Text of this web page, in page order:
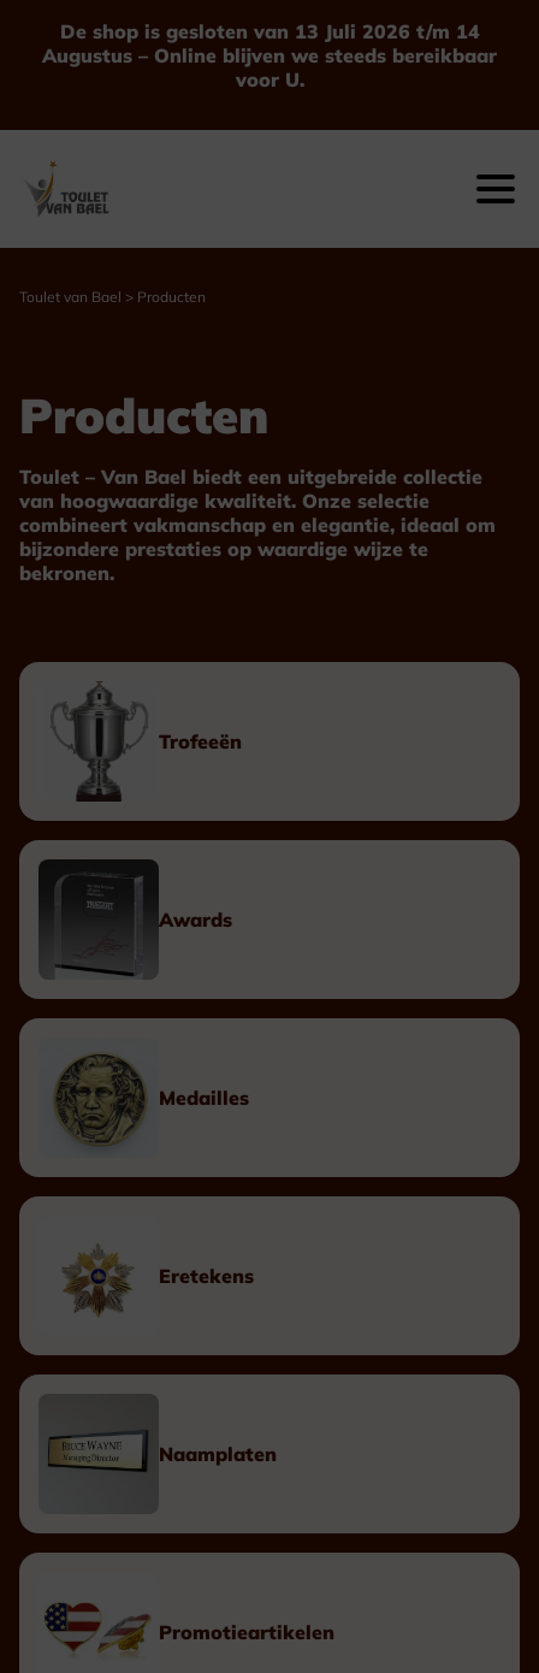
De shop is gesloten van 13 Juli 2026 t/m 14
Augustus – Online blijven we steeds bereikbaar
voor U.
Toulet van Bael > Producten
Producten
Toulet – Van Bael biedt een uitgebreide collectie
van hoogwaardige kwaliteit. Onze selectie
combineert vakmanschap en elegantie, ideaal om
bijzondere prestaties op waardige wijze te
bekronen.
Trofeeën
Awards
Medailles
Eretekens
Naamplaten
Promotieartikelen